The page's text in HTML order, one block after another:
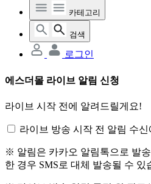
카테고리
검색
로그인
에스더몰 라이브 알림 신청
라이브 시작 전에 알려드릴게요!
라이브 방송 시작 전 알림 수
※ 알림은 카카오 알림톡으로 발
한 경우 SMS로 대체 발송될 수 있